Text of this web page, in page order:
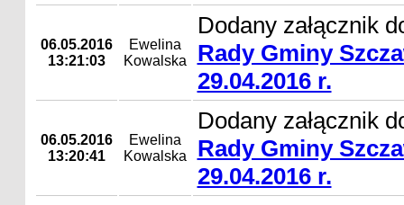
06.05.2016
13:21:03
Ewelina
Kowalska
Dodany załącznik
Rady Gminy
29.04.2016 r.
06.05.2016
13:20:41
Ewelina
Kowalska
Dodany załącznik
Rady Gminy
29.04.2016 r.